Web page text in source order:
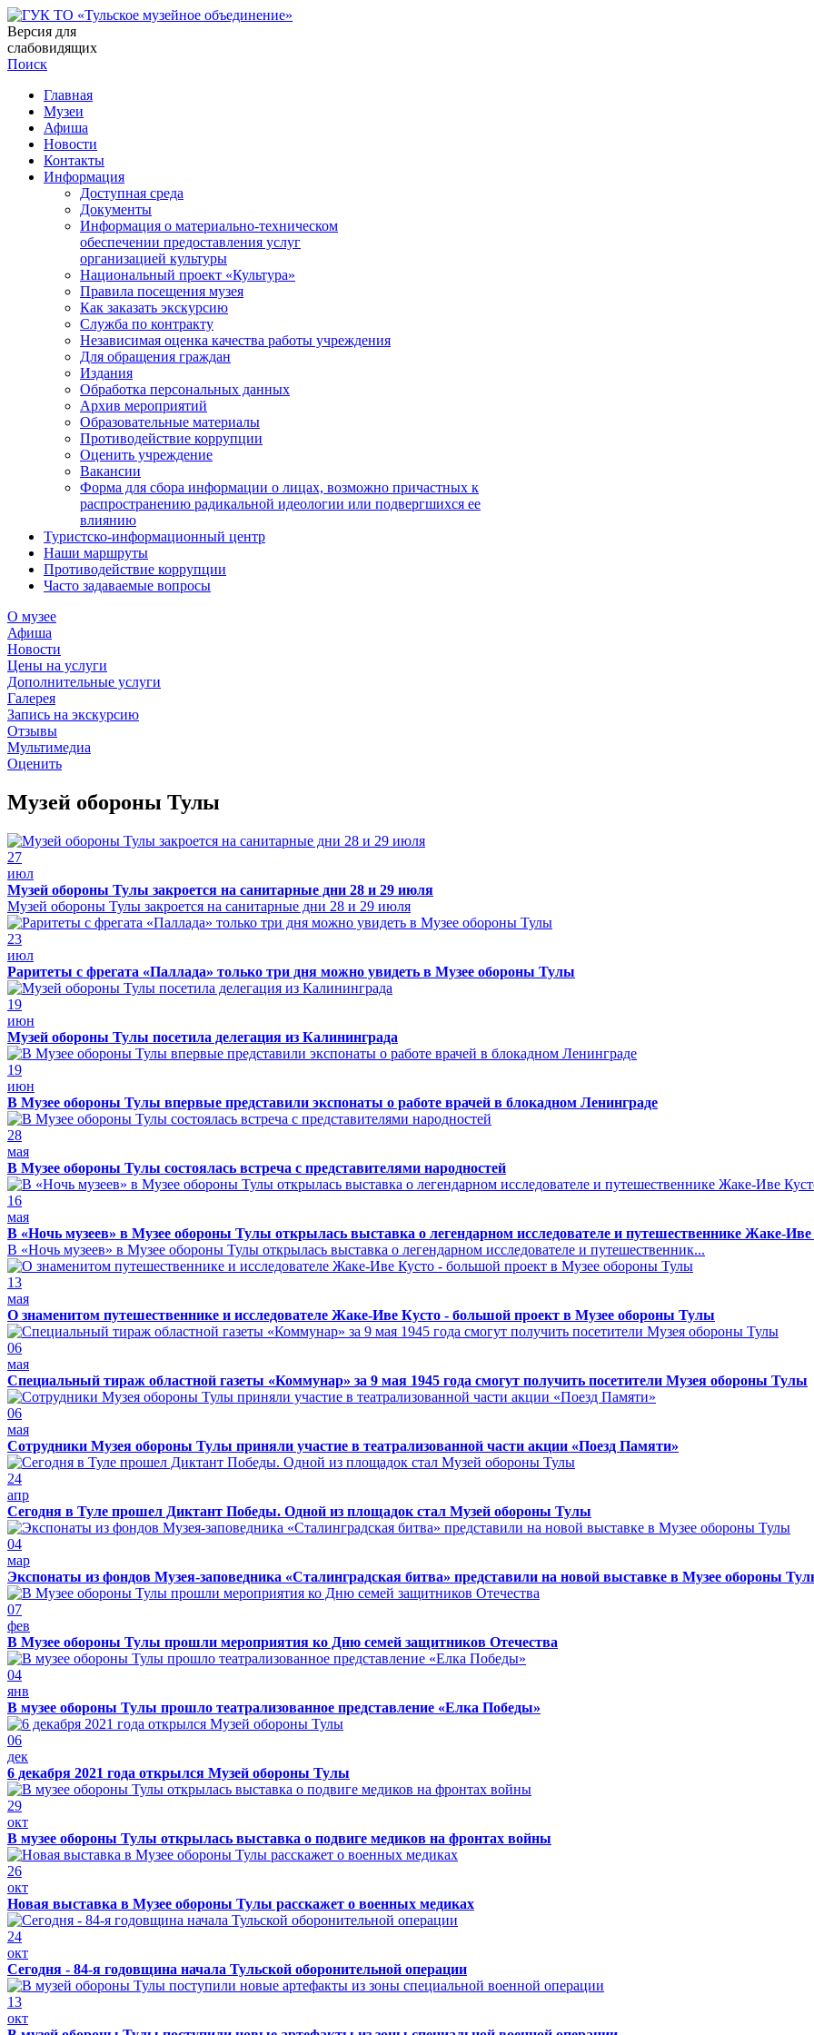
Версия для
слабовидящих
Поиск
Главная
Музеи
Афиша
Новости
Контакты
Информация
Доступная среда
Документы
Информация о материально-техническом
обеспечении предоставления услуг
организацией культуры
Национальный проект «Культура»
Правила посещения музея
Как заказать экскурсию
Служба по контракту
Независимая оценка качества работы учреждения
Для обращения граждан
Издания
Обработка персональных данных
Архив мероприятий
Образовательные материалы
Противодействие коррупции
Оценить учреждение
Вакансии
Форма для сбора информации о лицах, возможно причастных к
распространению радикальной идеологии или подвергшихся ее
влиянию
Туристско-информационный центр
Наши маршруты
Противодействие коррупции
Часто задаваемые вопросы
О музее
Афиша
Новости
Цены на услуги
Дополнительные услуги
Галерея
Запись на экскурсию
Отзывы
Мультимедиа
Оценить
Музей обороны Тулы
27
июл
Музей обороны Тулы закроется на санитарные дни 28 и 29 июля
Музей обороны Тулы закроется на санитарные дни 28 и 29 июля
23
июл
Раритеты с фрегата «Паллада» только три дня можно увидеть в Музее обороны Тулы
19
июн
Музей обороны Тулы посетила делегация из Калининграда
19
июн
В Музее обороны Тулы впервые представили экспонаты о работе врачей в блокадном Ленинграде
28
мая
В Музее обороны Тулы состоялась встреча с представителями народностей
16
мая
В «Ночь музеев» в Музее обороны Тулы открылась выставка о легендарном исследователе и путешественнике Жаке-
В «Ночь музеев» в Музее обороны Тулы открылась выставка о легендарном исследователе и путешественник...
13
мая
О знаменитом путешественнике и исследователе Жаке-Иве Кусто - большой проект в Музее обороны Тулы
06
мая
Специальный тираж областной газеты «Коммунар» за 9 мая 1945 года смогут получить посетители Музея обороны Тулы
06
мая
Сотрудники Музея обороны Тулы приняли участие в театрализованной части акции «Поезд Памяти»
24
апр
Сегодня в Туле прошел Диктант Победы. Одной из площадок стал Музей обороны Тулы
04
мар
Экспонаты из фондов Музея-заповедника «Сталинградская битва» представили на новой выставке в Музее обороны
07
фев
В Музее обороны Тулы прошли мероприятия ко Дню семей защитников Отечества
04
янв
В музее обороны Тулы прошло театрализованное представление «Елка Победы»
06
дек
6 декабря 2021 года открылся Музей обороны Тулы
29
окт
В музее обороны Тулы открылась выставка о подвиге медиков на фронтах войны
26
окт
Новая выставка в Музее обороны Тулы расскажет о военных медиках
24
окт
Сегодня - 84-я годовщина начала Тульской оборонительной операции
13
окт